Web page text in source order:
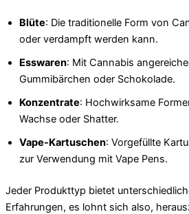
Blüte: Die traditionelle Form von
oder verdampft werden kann.
Esswaren: Mit Cannabis
Gummibärchen oder Schokolade.
Konzentrate: Hochwirksame
Wachse oder Shatter.
Vape-Kartuschen: Vorgefüllte
zur Verwendung mit Vape Pens.
Jeder Produkttyp bietet
Erfahrungen, es lohnt sich also,